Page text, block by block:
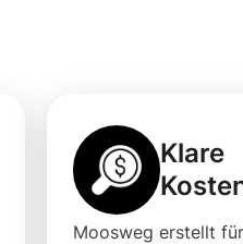
Klare
Moosweg erstellt